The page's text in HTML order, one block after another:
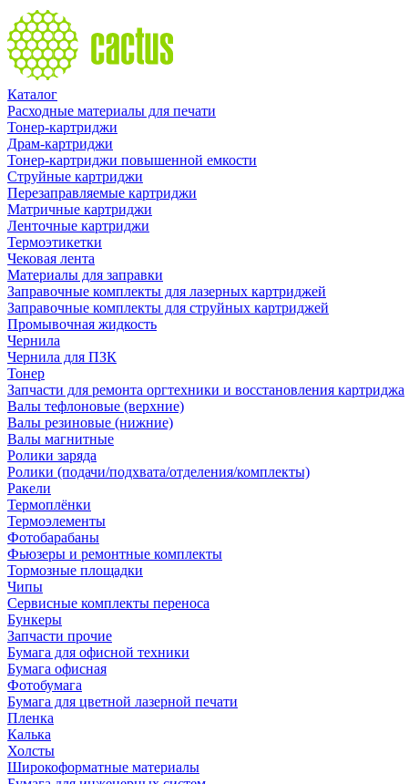
Каталог
Расходные материалы для печати
Тонер-картриджи
Драм-картриджи
Тонер-картриджи повышенной емкости
Струйные картриджи
Перезаправляемые картриджи
Матричные картриджи
Ленточные картриджи
Термоэтикетки
Чековая лента
Материалы для заправки
Заправочные комплекты для лазерных картриджей
Заправочные комплекты для струйных картриджей
Промывочная жидкость
Чернила
Чернила для ПЗК
Тонер
Запчасти для ремонта оргтехники и восстановления картриджа
Валы тефлоновые (верхние)
Валы резиновые (нижние)
Валы магнитные
Ролики заряда
Ролики (подачи/подхвата/отделения/комплекты)
Ракели
Термоплёнки
Термоэлементы
Фотобарабаны
Фьюзеры и ремонтные комплекты
Тормозные площадки
Чипы
Сервисные комплекты переноса
Бункеры
Запчасти прочие
Бумага для офисной техники
Бумага офисная
Фотобумага
Бумага для цветной лазерной печати
Пленка
Калька
Холсты
Широкоформатные материалы